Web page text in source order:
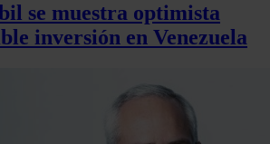
se muestra optimista
inversión en Venezuela